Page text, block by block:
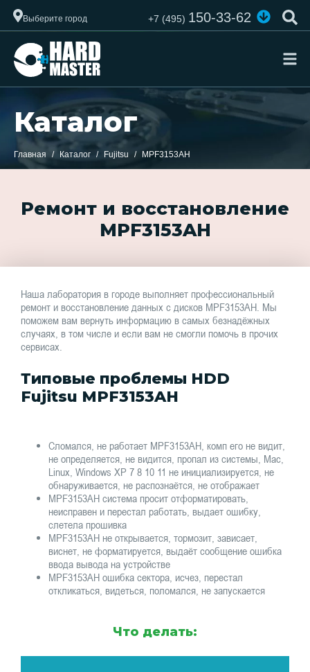
Выберите город +7 (495)150-33-62
Каталог
Главная Каталог Fujitsu MPF3153AH
Ремонт и восстановление
MPF3153AH
Наша лаборатория в городе выполняет профессиональный
ремонт и восстановление данных с дисков MPF3153AH. Мы
поможем вам вернуть информацию в самых безнадёжных
случаях, в том числе и если вам не смогли помочь в прочих
сервисах.
Типовые проблемы HDD
Fujitsu MPF3153AH
Сломался, не работает MPF3153AH, комп его не видит,
не определяется, не видится, пропал из системы, Mac,
Linux, Windows XP 7 8 10 11 не инициализируется, не
обнаруживается, не распознаётся, не отображает
MPF3153AH система просит отформатировать,
неисправен и перестал работать, выдает ошибку,
слетела прошивка
MPF3153AH не открывается, тормозит, зависает,
виснет, не форматируется, выдаёт сообщение ошибка
ввода вывода на устройстве
MPF3153AH ошибка сектора, исчез, перестал
откликаться, видеться, поломался, не запускается
Что делать: